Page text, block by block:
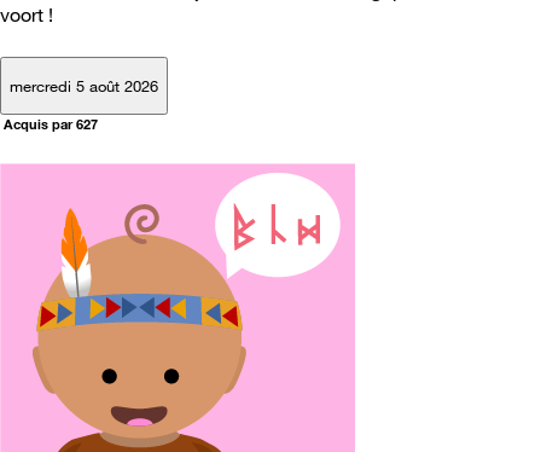
voort !
mercredi 5 août 2026
Acquis par 627